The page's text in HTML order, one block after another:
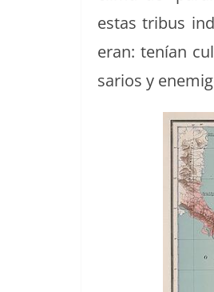
estas tribus
eran: tenían
sar­ios y